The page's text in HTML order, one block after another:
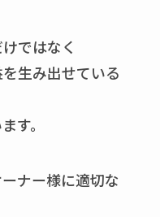
ではなく
生み出せている
す。
ナー様に適切な